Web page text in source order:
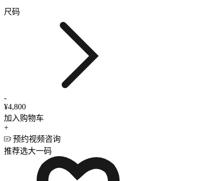
尺码
-
¥4,800
加入购物车
+
预约视频咨询
推荐选大一码